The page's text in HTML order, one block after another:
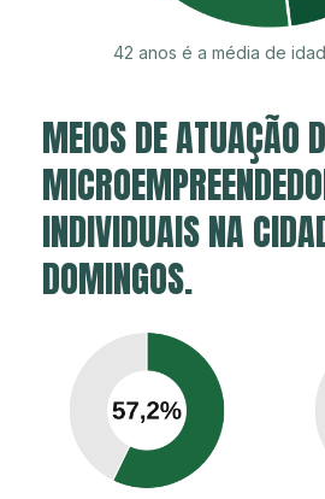
42 anos é a média de
MEIOS DE ATUAÇÃO
INDIVIDUAIS NA
DOMINGOS.